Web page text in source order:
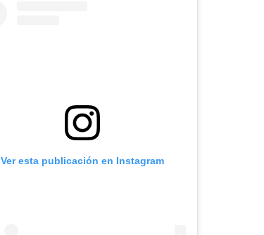
Ver esta publicación en Instagram